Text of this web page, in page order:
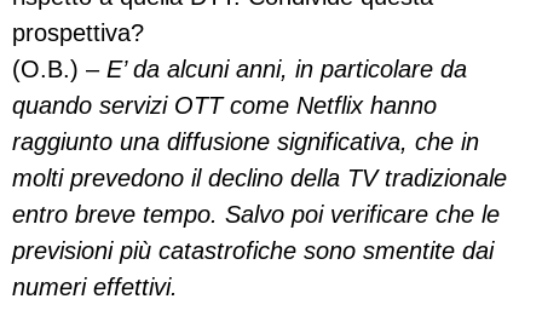
prospettiva?
(O.B.) –E’ da alcuni anni, in particolare da
quando servizi OTT come Netflix hanno
raggiunto una diffusione significativa, che in
molti prevedono il declino della TV tradizionale
entro breve tempo. Salvo poi verificare che le
previsioni più catastrofiche sono smentite dai
numeri effettivi.